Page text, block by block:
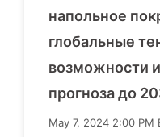
напольное
глобальные
возможности
прогноза до
May 7, 2024 2:00 PM